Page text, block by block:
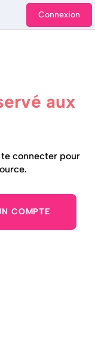
Connexion
aux
connecter pour
COMPTE